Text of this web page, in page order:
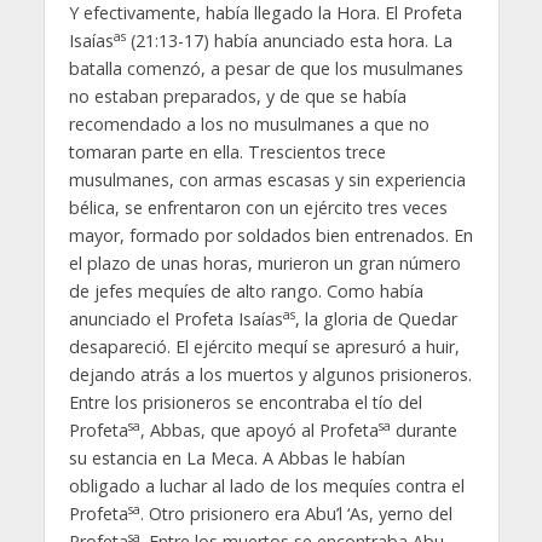
Y efectivamente, había llegado la Hora. El Profeta
Isaíasas(21:13-17) había anunciado esta hora. La
batalla comenzó, a pesar de que los musulmanes
no estaban preparados, y de que se había
recomendado a los no musulmanes a que no
tomaran parte en ella. Trescientos trece
musulmanes, con armas escasas y sin experiencia
bélica, se enfrentaron con un ejército tres veces
mayor, formado por soldados bien entrenados. En
el plazo de unas horas, murieron un gran número
de jefes mequíes de alto rango. Como había
anunciado el Profeta Isaíasas, la gloria de Quedar
desapareció. El ejército mequí se apresuró a huir,
dejando atrás a los muertos y algunos prisioneros.
Entre los prisioneros se encontraba el tío del
Profetasa, Abbas, que apoyó al Profetasa durante
su estancia en La Meca. A Abbas le habían
obligado a luchar al lado de los mequíes contra el
Profetasa. Otro prisionero era Abu’l ‘As, yerno del
sa